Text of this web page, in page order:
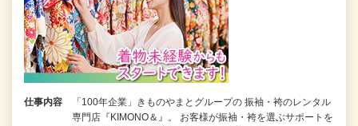
仕事内容
「100年企業」きものやまとグループの 振袖・袴のレンタル
専門店『KIMONO＆』。 お客様が振袖・袴を選ぶサポートを